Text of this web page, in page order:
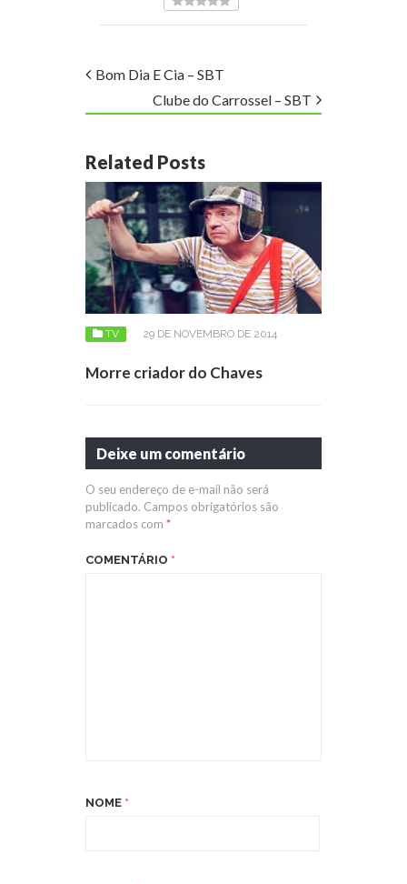
Bom Dia E Cia – SBT
Clube do Carrossel – SBT
Related Posts
TV 29 DE NOVEMBRO DE 2014
Morre criador do Chaves
Deixe um comentário
O seu endereço de e-mail não será
publicado. Campos obrigatórios são
marcados com *
COMENTÁRIO *
NOME *